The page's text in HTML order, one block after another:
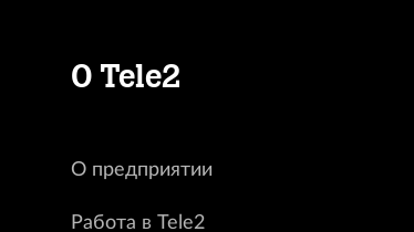
О Tele2
О предприятии
Работа в Tele2